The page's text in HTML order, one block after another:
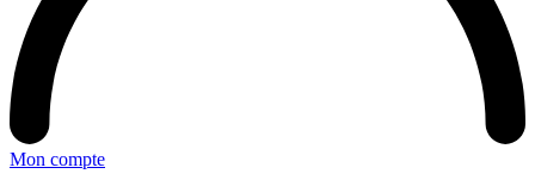
Mon compte